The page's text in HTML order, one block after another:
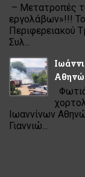
– Μετατροπές
εργολάβων»!!! Το
Περιφερειακού
Συλ...
Ιωαννίνων
Γιαννιώ...